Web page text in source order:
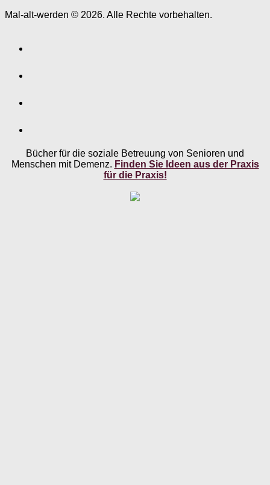
Mal-alt-werden © 2026. Alle Rechte vorbehalten.
Bücher für die soziale Betreuung von Senioren und
Menschen mit Demenz. Finden Sie Ideen aus der Praxis
für die Praxis!